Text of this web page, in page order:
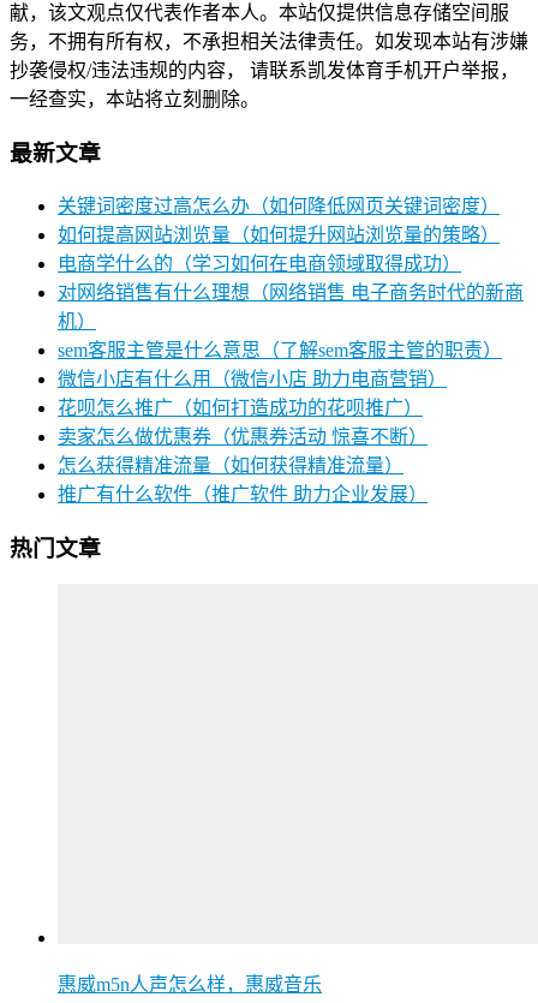
献，该文观点仅代表作者本人。本站仅提供信息存储空间服
务，不拥有所有权，不承担相关法律责任。如发现本站有涉嫌
抄袭侵权/违法违规的内容， 请联系凯发体育手机开户举报，
一经查实，本站将立刻删除。
最新文章
关键词密度过高怎么办（如何降低网页关键词密度）
如何提高网站浏览量（如何提升网站浏览量的策略）
电商学什么的（学习如何在电商领域取得成功）
对网络销售有什么理想（网络销售 电子商务时代的新商
机）
sem客服主管是什么意思（了解sem客服主管的职责）
微信小店有什么用（微信小店 助力电商营销）
花呗怎么推广（如何打造成功的花呗推广）
卖家怎么做优惠券（优惠券活动 惊喜不断）
怎么获得精准流量（如何获得精准流量）
推广有什么软件（推广软件 助力企业发展）
热门文章
惠威m5n人声怎么样，惠威音乐